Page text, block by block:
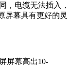
，电缆无法插入，
屏幕具有更好的灵
屏幕高出10-